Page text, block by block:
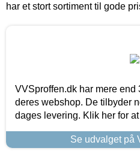
har et stort sortiment til gode
VVSproffen.dk har mere end
deres webshop. De tilbyder
dages levering. Klik her for
Se udvalget på